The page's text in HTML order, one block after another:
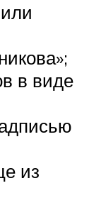
в виде
из